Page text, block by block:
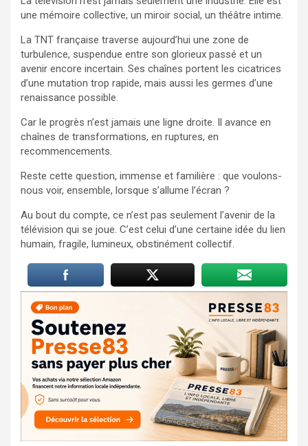
une mémoire collective, un miroir social, un théâtre intime.
La TNT française traverse aujourd’hui une zone de
turbulence, suspendue entre son glorieux passé et un
avenir encore incertain. Ses chaînes portent les cicatrices
d’une mutation trop rapide, mais aussi les germes d’une
renaissance possible.
Car le progrès n’est jamais une ligne droite. Il avance en
chaînes de transformations, en ruptures, en
recommencements.
Reste cette question, immense et familière : que voulons-
nous voir, ensemble, lorsque s’allume l’écran ?
Au bout du compte, ce n’est pas seulement l’avenir de la
télévision qui se joue. C’est celui d’une certaine idée du lien
humain, fragile, lumineux, obstinément collectif.